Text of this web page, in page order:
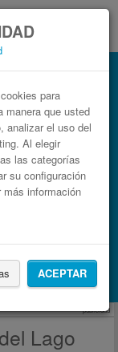
para
manera que usted
analizar el uso del
Al elegir
las categorías
su configuración
información
ACEPTAR
Salerno
pasos
publicidad
Lago